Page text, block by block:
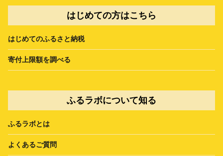
はじめての方はこちら
はじめてのふるさと納税
寄付上限額を調べる
ふるラボについて知る
ふるラボとは
よくあるご質問